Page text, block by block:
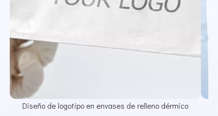
Diseño de logotipo en envases de relleno dérmico